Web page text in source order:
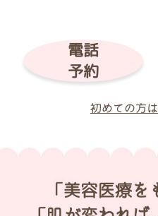
電話
予約
初めての方